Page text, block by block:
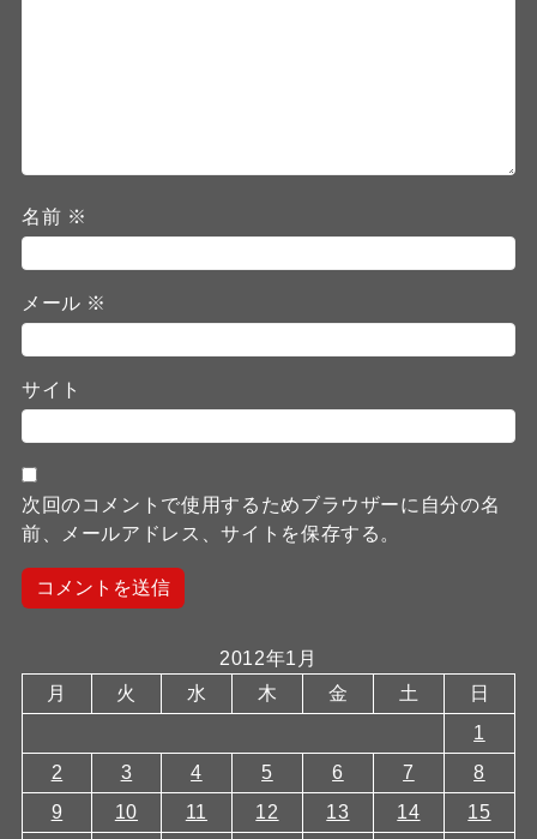
名前 ※
メール ※
サイト
次回のコメントで使用するためブラウザーに自分の名
前、メールアドレス、サイトを保存する。
2012年1月
月
火 水 木 金 土
日
1
2
3 4 5 6 7
8
9
10 11 12 13 14
15